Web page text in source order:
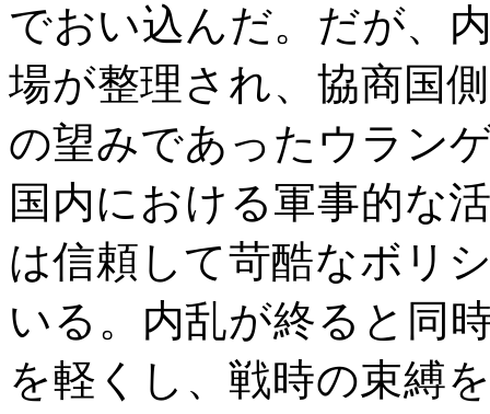
でおい込んだ。だが、
場が整理され、協商国
の望みであったウラン
国内における軍事的な
は信頼して苛酷なボリ
いる。内乱が終ると同
を軽くし、戦時の束縛